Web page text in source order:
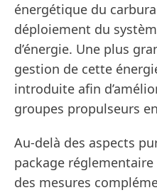
énergétique du
déploiement du
d’énergie. Une plus
gestion de cette
introduite afin
groupes propulseurs
Au-delà des aspects
package
des mesures